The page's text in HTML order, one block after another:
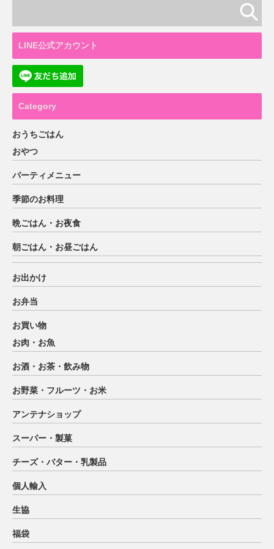
LINE公式アカウント
Category
おうちごはん
おやつ
パーティメニュー
季節のお料理
晩ごはん・お夜食
朝ごはん・お昼ごはん
お出かけ
お弁当
お買い物
お肉・お魚
お酒・お茶・飲み物
お野菜・フルーツ・お米
アンテナショップ
スーパー・製菓
チーズ・バター・乳製品
個人輸入
生協
福袋